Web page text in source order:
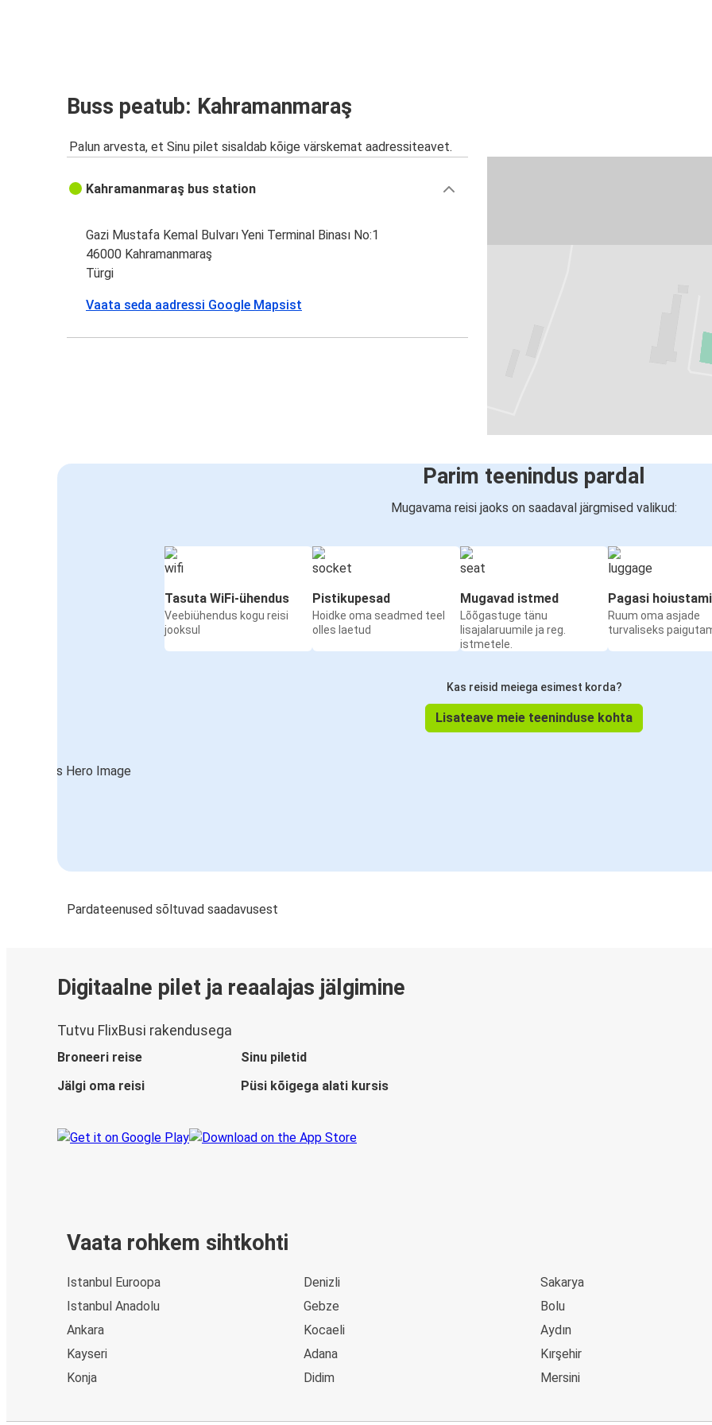
Buss peatub: Kahramanmaraş
Palun arvesta, et Sinu pilet sisaldab kõige värskemat aadressiteavet.
Kahramanmaraş bus station
Gazi Mustafa Kemal Bulvarı Yeni Terminal Binası No:1
46000 Kahramanmaraş
Türgi
Vaata seda aadressi Google Mapsist
Parim teenindus pardal
Mugavama reisi jaoks on saadaval järgmised valikud:
Tasuta WiFi-ühendus
Veebiühendus kogu reisi
jooksul
Pistikupesad
Hoidke oma seadmed teel
olles laetud
Mugavad istmed
Lõõgastuge tänu
lisajalaruumile ja reg.
istmetele.
Pagasi
Ruum oma asjade
turvaliseks
Kas reisid meiega esimest korda?
Lisateave meie teeninduse kohta
Pardateenused sõltuvad saadavusest
Digitaalne pilet ja reaalajas jälgimine
Tutvu FlixBusi rakendusega
Broneeri reise
Sinu piletid
Jälgi oma reisi
Püsi kõigega alati kursis
Vaata rohkem sihtkohti
Istanbul Euroopa
Istanbul Anadolu
Ankara
Kayseri
Konja
Denizli
Gebze
Kocaeli
Adana
Didim
Sakarya
Bolu
Aydın
Kırşehir
Mersini